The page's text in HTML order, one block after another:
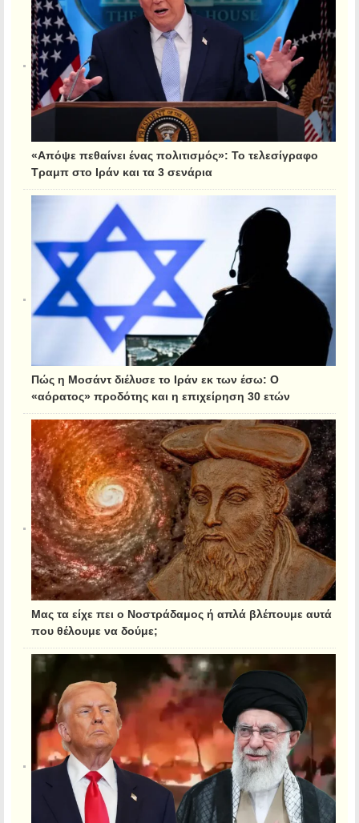
«Απόψε πεθαίνει ένας πολιτισμός»: Το τελεσίγραφο
Τραμπ στο Ιράν και τα 3 σενάρια
Πώς η Μοσάντ διέλυσε το Ιράν εκ των έσω: Ο
«αόρατος» προδότης και η επιχείρηση 30 ετών
Μας τα είχε πει ο Νοστράδαμος ή απλά βλέπουμε αυτά
που θέλουμε να δούμε;